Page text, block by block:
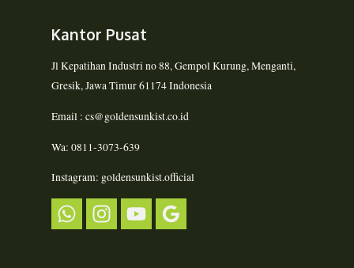
Kantor Pusat
Jl Kepatihan Industri no 88, Gempol Kurung, Menganti,
Gresik, Jawa Timur 61174 Indonesia
Email : cs@goldensunkist.co.id
Wa: 0811-3073-639
Instagram: goldensunkist.official